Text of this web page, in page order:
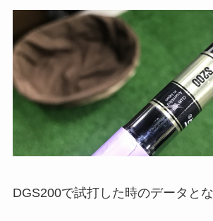
DGS200で試打した時のデータとな